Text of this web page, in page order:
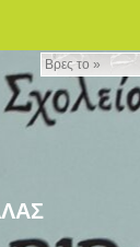
Βρες
το
»